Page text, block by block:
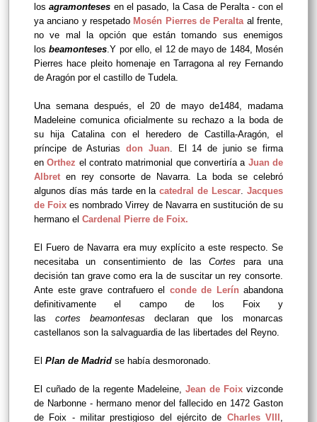
losagramonteses en el pasado, la Casa de Peralta - con el
ya anciano y respetado Mosén Pierres de Peralta al frente,
no ve mal la opción que están tomando sus enemigos
losbeamonteses .Y por ello, el 12 de mayo de 1484, Mosén
Pierres hace pleito homenaje en Tarragona al rey Fernando
de Aragón por el castillo de Tudela.
Una semana después, el 20 de mayo de1484, madama
Madeleine comunica oficialmente su rechazo a la boda de
su hija Catalina con el heredero de Castilla-Aragón, el
príncipe de Asturiasdon Juan . El 14 de junio se firma
enOrthez el contrato matrimonial que convertiría a Juan de
Albret en rey consorte de Navarra. La boda se celebró
algunos días más tarde en lacatedral de Lescar .Jacques
de Foix es nombrado Virrey de Navarra en sustitución de su
hermano el Cardenal Pierre de Foix.
El Fuero de Navarra era muy explícito a este respecto. Se
necesitaba un consentimiento de lasCortes para una
decisión tan grave como era la de suscitar un rey consorte.
Ante este grave contrafuero el conde de Lerín abandona
definitivamente el campo de los Foix y
las cortes beamontesas declaran que los monarcas
castellanos son la salvaguardia de las libertades del Reyno.
El Plan de Madrid se había desmoronado.
El cuñado de la regente Madeleine, Jean de Foix vizconde
de Narbonne - hermano menor del fallecido en 1472 Gaston
de Foix - militar prestigioso del ejército de Charles VIII